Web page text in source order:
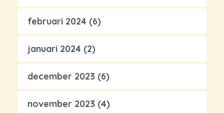
februari 2024 (6)
januari 2024 (2)
december 2023 (6)
november 2023 (4)